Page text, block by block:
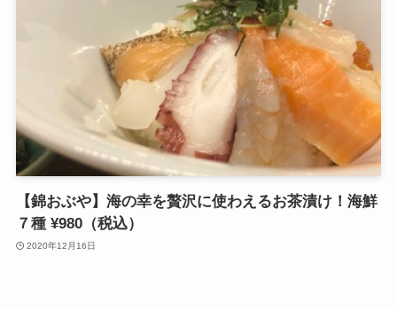
【錦おぶや】海の幸を贅沢に使わえるお茶漬け！海鮮
７種 ¥980（税込）
2020年12月16日